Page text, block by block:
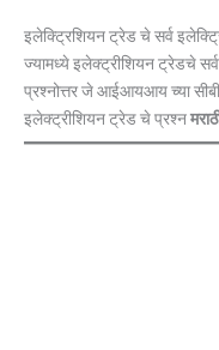
इलेक्ट्रिशियन ट्रेड चे सर्व
ज्यामध्ये इलेक्‍ट्रीशियन ट्रेडचे सर्व
प्रश्नोत्तर जे आईआयआय च्या
इलेक्ट्रीशियन ट्रेड चे प्रश्न